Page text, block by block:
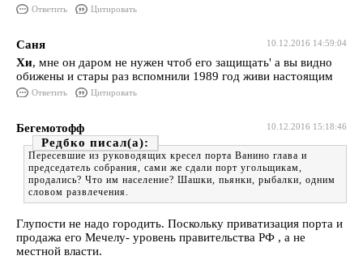
Ответить Цитировать
10.12.2016 14:59:04
Саня
Хи, мне он даром не нужен чтоб его защищать' а вы видно
обижены и стары раз вспомнили 1989 год живи настоящим
Ответить Цитировать
10.12.2016 15:18:46
Бегемотофф
Редбко
Пересевшие из руководящих кресел порта Ванино глава и
председатель собрания, сами же сдали порт угольщикам,
продались? Что им население? Шашки, пьянки, рыбалки, одним
словом развлечения.
Глупости не надо городить. Поскольку приватизация порта и
продажа его Мечелу- уровень правительства РФ , а не
местной власти.